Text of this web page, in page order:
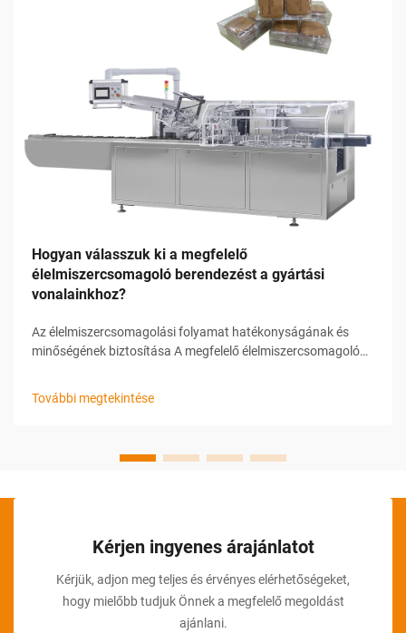
Hogyan válasszuk ki a megfelelő
élelmiszercsomagoló berendezést a gyártási
vonalainkhoz?
Az élelmiszercsomagolási folyamat hatékonyságának és
minőségének biztosítása A megfelelő élelmiszercsomagoló
a termékeik biztonságosak, frissek és...
További megtekintése
Kérjen ingyenes árajánlatot
Kérjük, adjon meg teljes és érvényes elérhetőségeket,
hogy mielőbb tudjuk Önnek a megfelelő megoldást
ajánlani.